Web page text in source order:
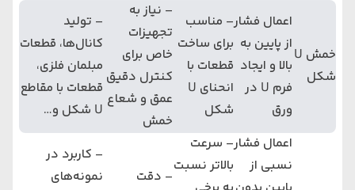
خمش U
شکل
اعمال فشار
از پایین به
بالا و ایجاد
فرم U در
ورق
– مناسب
برای ساخت
قطعات با
انحنای U
شکل
– نیاز به
تجهیزات
خاص برای
کنترل دقیق
عمق و شعاع
خمش
– تولید
کانال‌ها، قطعات
مبلمان فلزی،
قطعات با مقاطع
U شکل و…
اعمال فشار
نسبی از
– سرعت
بالاتر نسبت
– دقت
– کاربرد در
نمونه‌های